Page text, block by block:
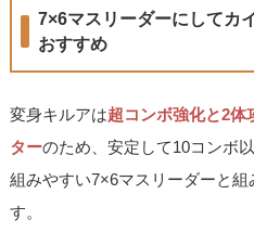
7×6マスリーダーにしてカ
おすすめ
変身キルアは超コンボ強化と2体
ターのため、安定して10コンボ
組みやすい7×6マスリーダーと
す。